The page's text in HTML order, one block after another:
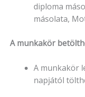
diploma
másolata,
A munkakör
A munkakör
napjától